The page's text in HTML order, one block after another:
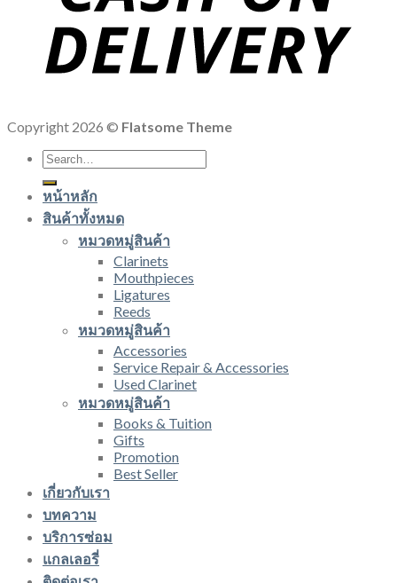
Copyright 2026 © Flatsome Theme
Search
for:
หน้าหลัก
สินค้าทั้งหมด
หมวดหมู่สินค้า
Clarinets
Mouthpieces
Ligatures
Reeds
หมวดหมู่สินค้า
Accessories
Service Repair & Accessories
Used Clarinet
หมวดหมู่สินค้า
Books & Tuition
Gifts
Promotion
Best Seller
เกี่ยวกับเรา
บทความ
บริการซ่อม
แกลเลอรี่